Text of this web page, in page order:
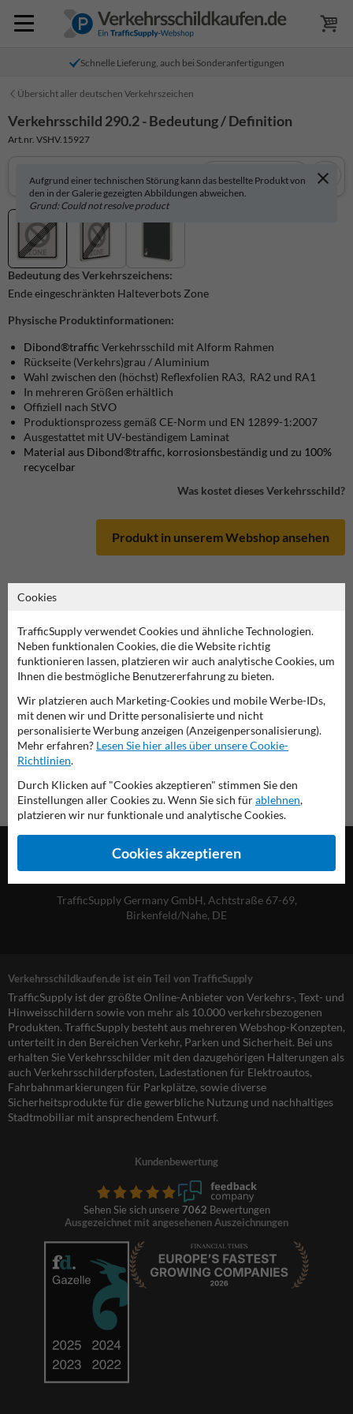
Schnelle Lieferung, auch bei Sonderanfertigungen
Übersicht aller deutschen Verkehrszeichen
Verkehrsschild 290.2
diese Informationen ausdrucken
Übersicht der offiziellen Verkehrsschilder
Verkehrsschildkaufen.de
Verkehrsschild 290.2 - Bedeutung / Definition
Art.nr. VSHV.15927
Aufgrund einer technischen Störung kann das bestellte Produkt von
den in der Galerie gezeigten Abbildungen abweichen.
Grund: Could not resolve product
In 3D anzeigen
Bedeutung des Verkehrszeichens:
Ende eingeschränkten Halteverbots Zone
Physische Produktinformationen:
Dibond®traffic Verkehrsschild mit Alform Rahmen
Rückseite (Verkehrs)grau / Aluminium
Wahl zwischen den (höchst) Reflexfolien RA3, RA2 und RA1
In mehreren Größen erhältlich
Offiziell nach StVO
Produktionsprozess gemäß CE-Norm und EN 12899-1:2007
Ausgestattet mit UV-beständigem Laminat
Material aus Dibond®traffic, korrosionsbeständig und zu 100%
recycelbar
Was kostet dieses Verkehrsschild?
Produkt in unserem Webshop ansehen
TrafficSupply Germany GmbH, Achtstraße 67-69,
Birkenfeld/Nahe, DE
Verkehrsschildkaufen.de ist ein Teil von TrafficSupply
TrafficSupply ist der größte Online-Anbieter von Verkehrs-, Text- und
Hinweisschildern sowie von mehr als 10.000 verkehrsbezogenen
Produkten. TrafficSupply besteht aus mehreren Webshop-Konzepten,
unterteilt in den Bereichen Verkehr, Parken und Sicherheit. Bei uns
erhalten Sie Verkehrsschilder mit den dazugehörigen Halterungen als
auch Verkehrsschilderpfosten, Ladestationen für Elektroautos,
Fahrbahnmarkierungen für Parkplätze, sowie diverse
Sicherheitsprodukte für die gewerbliche Nutzung und nachhaltiges
Stadtmobiliar mit ansprechendem Entwurf.
Kundenbewertung
Sehen Sie sich unsere 7062 Bewertungen
Ausgezeichnet mit angesehenen Auszeichnungen
Cookies
TrafficSupply verwendet Cookies und ähnliche Technologien.
Neben funktionalen Cookies, die die Website richtig
funktionieren lassen, platzieren wir auch analytische Cookies, um
Ihnen die bestmögliche Benutzererfahrung zu bieten.
Wir platzieren auch Marketing-Cookies und mobile Werbe-IDs,
mit denen wir und Dritte personalisierte und nicht
personalisierte Werbung anzeigen (Anzeigenpersonalisierung).
Mehr erfahren? Lesen Sie hier alles über unsere Cookie-
Richtlinien.
Durch Klicken auf "Cookies akzeptieren" stimmen Sie den
Einstellungen aller Cookies zu. Wenn Sie sich fürablehnen,
platzieren wir nur funktionale und analytische Cookies.
Cookies akzeptieren